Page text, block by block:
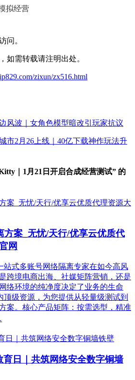
拟经营
问。
如需转载请注明出处。
zixun/zx516.html
风波｜女角色模型暗改引玩家抗议
市2月26上线｜40亿下载神作玩法升
｜1月21日开启合成经营测试” 的
方案_无忧/天行/优享云优质代
网
站式多账号网络隔离专家在如今高风
跨境电商出海、社媒矩阵营销，还是
络环境的纯净度决定了业务的生命
顶级资源，为您提供从轻量级测试到
案。核心产品矩阵：按需选型，精准
育日｜共筑网络安全数字铜墙